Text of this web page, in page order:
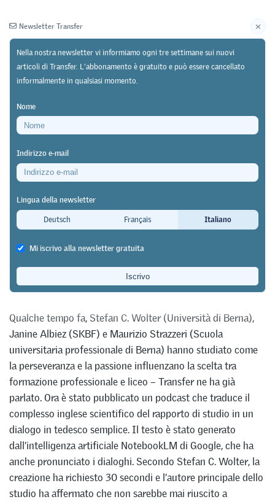
Newsletter Archivio
21/10/25
Un podcast generato dall'intelligenza artificiale
I ricercatori aprono nuove strade
nella divulgazione della ricerca
educativa
Transfer
Qualche tempo fa, Stefan C. Wolter (Università di Berna),
Janine Albiez (SKBF) e Maurizio Strazzeri (Scuola
universitaria professionale di Berna) hanno studiato come
la perseveranza e la passione influenzano la scelta tra
formazione professionale e liceo – Transfer ne ha già
parlato. Ora è stato pubblicato un podcast che traduce il
complesso inglese scientifico del rapporto di studio in un
dialogo in tedesco semplice. Il testo è stato generato
dall’intelligenza artificiale NotebookLM di Google, che ha
anche pronunciato i dialoghi. Secondo Stefan C. Wolter, la
creazione ha richiesto 30 secondi e l’autore principale dello
studio ha affermato che non sarebbe mai riuscito a
Newsletter Transfer
Nella nostra newsletter vi informiamo ogni tre settimane sui nuovi
articoli di Transfer. L'abbonamento è gratuito e può essere cancellato
informalmente in qualsiasi momento.
Nome
Indirizzo e-mail
Lingua della newsletter
Deutsch
Français Italiano
Mi iscrivo alla newsletter gratuita